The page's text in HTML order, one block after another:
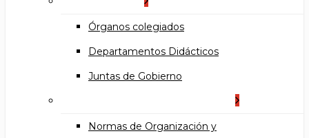
Órganos colegiados
Departamentos Didácticos
Juntas de Gobierno
Normas de Organización y